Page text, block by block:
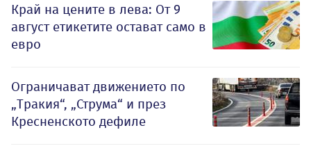
Край на цените в лева: От 9
август етикетите остават само в
евро
Ограничават движението по
„Тракия“, „Струма“ и през
Кресненското дефиле